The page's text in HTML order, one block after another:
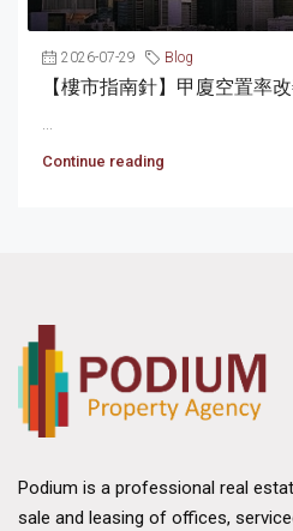
2026-07-29 Blog
【樓市指南針】甲廈空置率
Continue reading
Podium is a professional real
sale and leasing of offices,